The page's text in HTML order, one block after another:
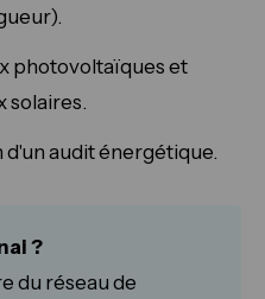
photovoltaïques et
solaires.
d'un audit énergétique.
?
du réseau de